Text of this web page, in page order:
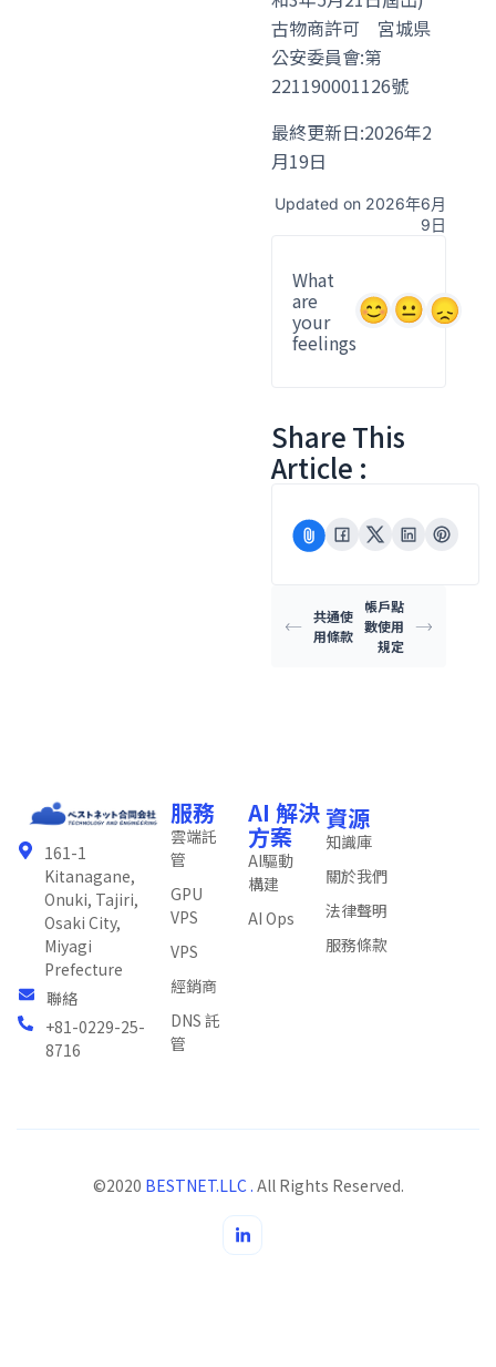
古物商許可 宮城県
公安委員會:第
221190001126號
最終更新日:2026年2
月19日
Updated on 2026年6月
9日
What
are
your
feelings
Share This
Article :
共通使
用條款
帳戶點
數使用
規定
161-1
Kitanagane,
Onuki, Tajiri,
Osaki City,
Miyagi
Prefecture
聯絡
+81-0229-25-
8716
服務
雲端託
管
GPU
VPS
VPS
經銷商
DNS 託
管
AI 解決
方案
AI驅動
構建
AI Ops
資源
知識庫
關於我們
法律聲明
服務條款
©2020 BESTNET.LLC . All Rights Reserved.